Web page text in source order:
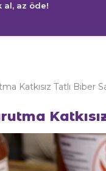
al, az öde!
Katkısız Tatlı Biber